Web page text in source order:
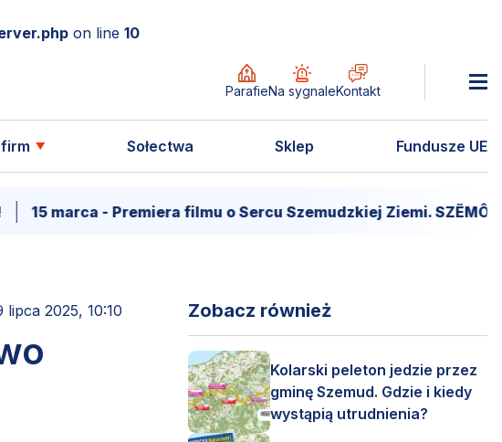
on line 10
ParafieNa sygnaleKontakt
Sołectwa Sklep Fundusze UE
- Premiera filmu o Sercu Szemudzkiej Ziemi. SZËMÔŁD – SERCE
lipca 2025, 10:10 Zobacz również
Kolarski peleton jedzie przez
gminę Szemud. Gdzie i kiedy
wystąpią utrudnienia?